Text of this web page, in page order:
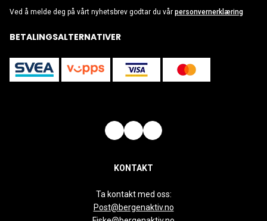
Ved å melde deg på vårt nyhetsbrev godtar du vår personvernerklæring
BETALINGSALTERNATIVER
KONTAKT
Ta kontakt med oss:
Post@bergenaktiv.no